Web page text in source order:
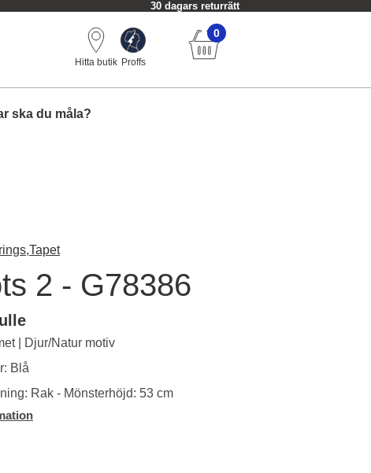
30 dagars returrätt
Hitta butik Proffs
0
ska du måla?
Tapet
2 - G78386
| Djur/Natur motiv
Blå
Rak - Mönsterhöjd: 53 cm